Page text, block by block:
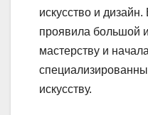
искусство и
проявила большой
мастерству и
искусству.